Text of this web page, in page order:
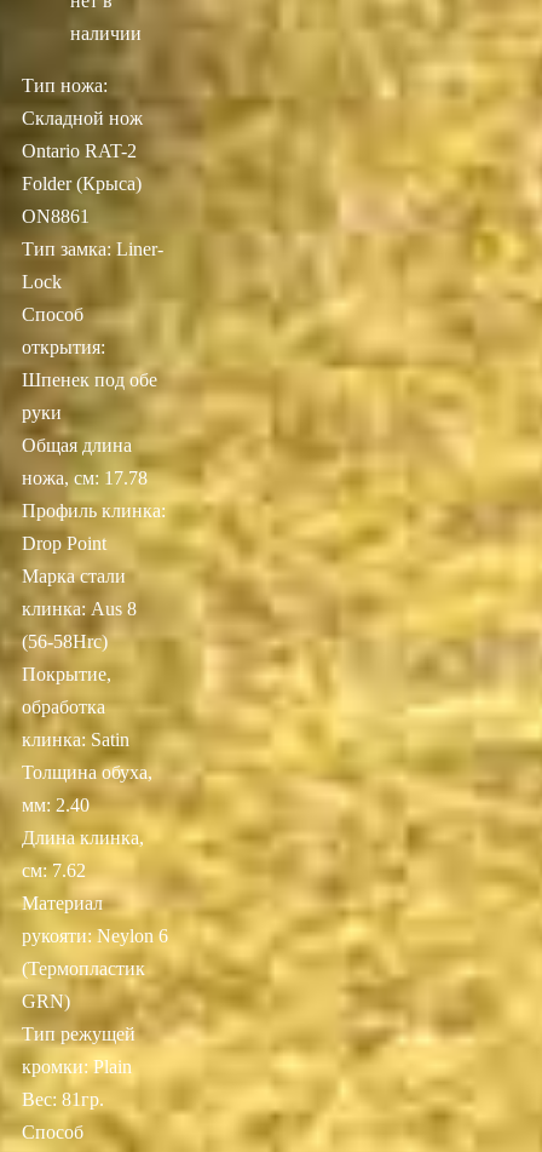
наличии
Тип ножа:
Складной нож
Ontario RAT-2
Folder (Крыса)
ON8861
Тип замка: Liner-
Lock
Способ
открытия:
Шпенек под обе
руки
Общая длина
ножа, см: 17.78
Профиль клинка:
Drop Point
Марка стали
клинка: Aus 8
(56-58Hrc)
Покрытие,
обработка
клинка: Satin
Толщина обуха,
мм: 2.40
Длина клинка,
см: 7.62
Материал
рукояти: Neylon 6
(Термопластик
GRN)
Тип режущей
кромки: Plain
Вес: 81гр.
Способ